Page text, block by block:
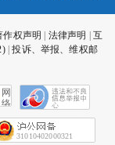
作权声明 法律声明
互
|投诉、举报、维权邮
网
络
会
征
31010402000321